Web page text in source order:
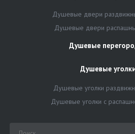
Душевые двери
Душевые двери
Душевые
Душевые
Душевые уголки
Душевые уголки с